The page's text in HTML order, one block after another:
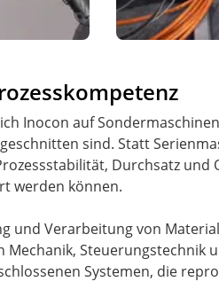
Inocon auf
sind. Statt
Durchsatz und
werden können.
und Verarbeitung von
Systemen, die